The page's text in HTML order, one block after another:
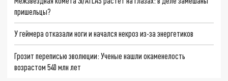
пришельцы?
У геймера отказали ноги и начался некроз из-за энергетиков
Грозит переписью эволюции: Ученые нашли окаменелость
возрастом 540 млн лет